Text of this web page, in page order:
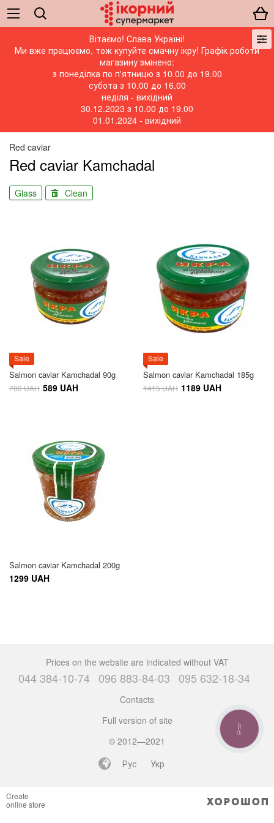
Вітаємо! Слава Україні!
Ми вже працюємо, тож купуйте смачну ікру! Графік роботи
магазину змінено:
з понеділка по п'ятницю з 10.00 до 19.00
субота з 10.00 до 16.00
неділя - вихідний
30.12.2023 з 10.00 до 19.00
01.01.2024 - вихідний
Red caviar
Red caviar Kamchadal
Glass Clean
Sale
Salmon caviar Kamchadal 90g
700 UAH 589 UAH
Sale
Salmon caviar Kamchadal 185g
1415 UAH 1189 UAH
Salmon caviar Kamchadal 200g
1299 UAH
Prices on the website are indicated without VAT
044 384-10-74 096 883-84-03 095 632-18-34
Contacts
Full version of site
© 2012—2021
Рус
Укр
Create
online store
CALL
BUTTON